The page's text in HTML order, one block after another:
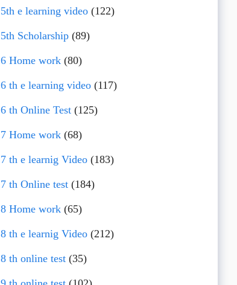
5th e learning video(122)
5th Scholarship(89)
6 Home work(80)
6 th e learning video(117)
6 th Online Test(125)
7 Home work(68)
7 th e learnig Video(183)
7 th Online test(184)
8 Home work(65)
8 th e learnig Video(212)
8 th online test(35)